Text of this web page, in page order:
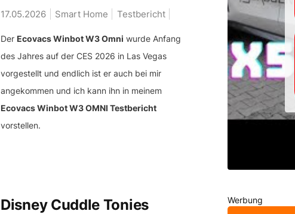
17.05.2026 Smart Home Testbericht
Der Ecovacs Winbot W3 Omni wurde Anfang
des Jahres auf der CES 2026 in Las Vegas
vorgestellt und endlich ist er auch bei mir
angekommen und ich kann ihn in meinem
Ecovacs Winbot W3 OMNI Testbericht
vorstellen.
Disney Cuddle Tonies
Werbung